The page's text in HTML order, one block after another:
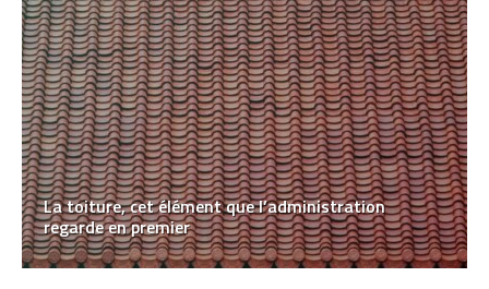
La toiture, cet élément que l’administration
regarde en premier